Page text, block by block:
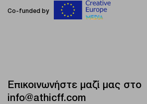
Co-funded by
Επικοινωνήστε μαζί μας στο
info@athicff.com